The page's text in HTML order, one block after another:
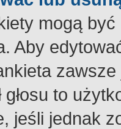
mogą
Aby
głosu to
jeśli jednak